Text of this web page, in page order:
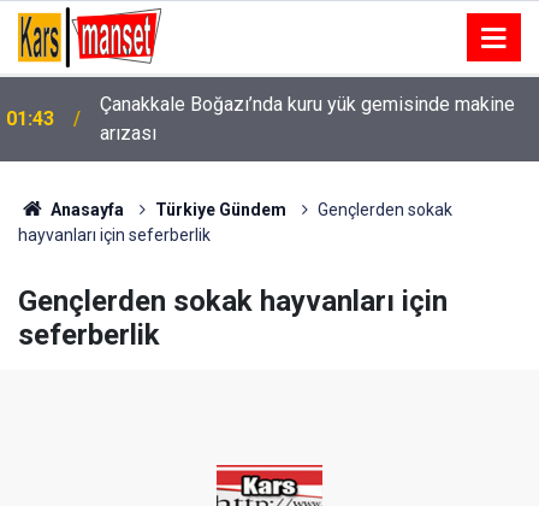
Çanakkale Boğazı’nda kuru yük gemisinde makine
arızası
00:49
Kartal’da minibüs yangını: Peş peşe patlamalar
paniğe neden oldu
Anasayfa Türkiye Gündem
Gençlerden sokak
hayvanları için seferberlik
Gençlerden sokak hayvanları için
seferberlik